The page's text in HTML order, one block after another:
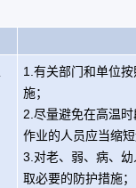
1.有关部门和单位
施；
2.尽量避免在高温
作业的人员应当缩
3.对老、弱、病、
取必要的防护措施；